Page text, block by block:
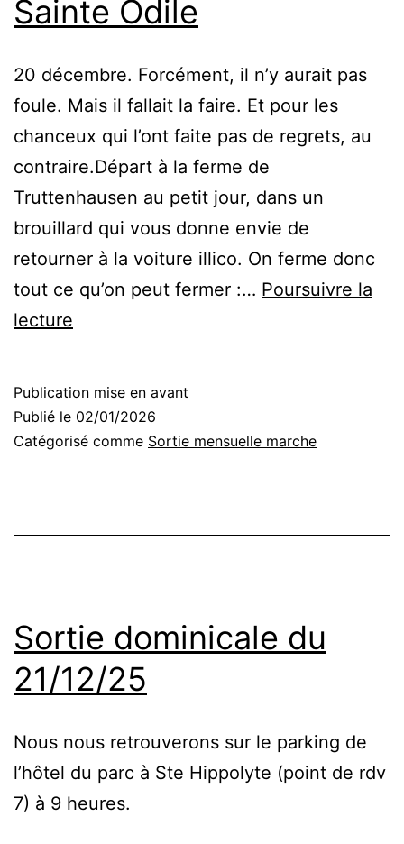
Sainte Odile
20 décembre. Forcément, il n’y aurait pas
foule. Mais il fallait la faire. Et pour les
chanceux qui l’ont faite pas de regrets, au
contraire.Départ à la ferme de
Truttenhausen au petit jour, dans un
brouillard qui vous donne envie de
retourner à la voiture illico. On ferme donc
tout ce qu’on peut fermer :… Poursuivre la
lecture
mont
Sainte
Publication mise en avant
Publié le 02/01/2026
Catégorisé comme Sortie mensuelle marche
Sortie dominicale du
21/12/25
Nous nous retrouverons sur le parking de
l’hôtel du parc à Ste Hippolyte (point de rdv
7) à 9 heures.